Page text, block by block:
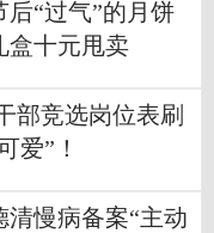
“过气”的月饼
盒十元甩卖
部竞选岗位表刷
爱”！
慢病备案“主动